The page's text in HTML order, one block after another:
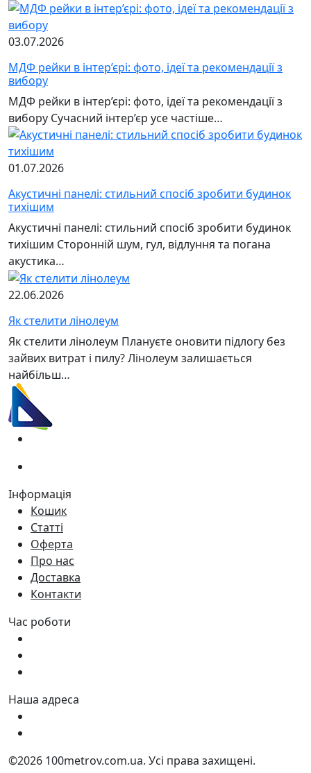
03.07.2026
МДФ рейки в інтер’єрі: фото, ідеї та рекомендації з
вибору
МДФ рейки в інтер’єрі: фото, ідеї та рекомендації з
вибору Сучасний інтер’єр усе частіше…
01.07.2026
Акустичні панелі: стильний спосіб зробити будинок
тихішим
Акустичні панелі: стильний спосіб зробити будинок
тихішим Сторонній шум, гул, відлуння та погана
акустика…
22.06.2026
Як стелити лінолеум
Як стелити лінолеум Плануєте оновити підлогу без
зайвих витрат і пилу? Лінолеум залишається
найбільш…
Інформація
Кошик
Статті
Оферта
Про нас
Доставка
Контакти
Час роботи
Наша адреса
©2026 100metrov.com.ua. Усі права захищені.